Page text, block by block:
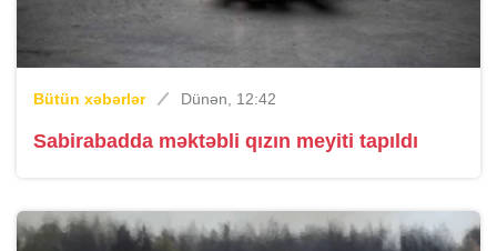
Bütün xəbərlər Dünən, 12:42
Sabirabadda məktəbli qızın meyiti tapıldı